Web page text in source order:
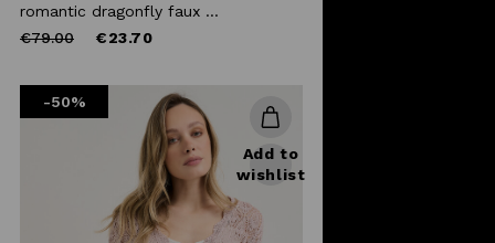
romantic dragonfly faux ...
Price
€79.00to €23.70
-50%
Add to
wishlist